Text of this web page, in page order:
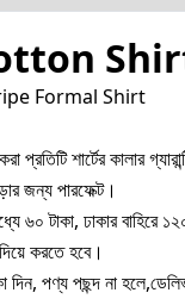
Formal Shirt
প্রতিটি শার্টের কালার
জন্য পারফেক্ট।
৬০ টাকা, ঢাকার বাহিরে
দিয়ে করতে হবে।
পণ্য পছন্দ না